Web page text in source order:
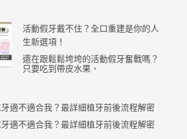
活動假牙戴不住？全口重建是你的人
生新選項！
還在跟鬆鬆垮垮的活動假牙奮戰嗎？
只要吃到帶皮水果、
適不適合我？最詳細植牙前後流程解密
適不適合我？最詳細植牙前後流程解密